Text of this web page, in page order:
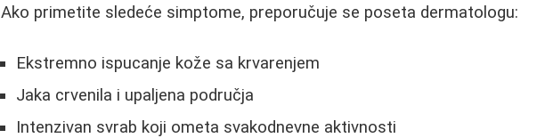
Ako primetite sledeće simptome, preporučuje se poseta dermatologu:
Ekstremno ispucanje kože sa krvarenjem
Jaka crvenila i upaljena područja
Intenzivan svrab koji ometa svakodnevne aktivnosti